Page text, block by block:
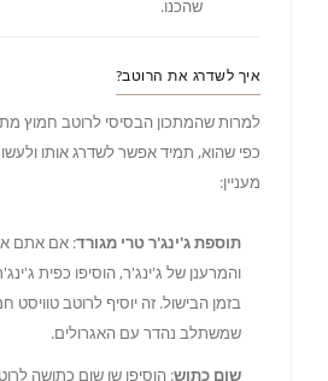
שהכנו.
איך לשדרג את הרוטב?
למרות שהמתכון הבסיסי לרוטב חמוץ
כפי שהוא, תמיד אפשר לשדרג אותו
מעניין:
תוספת ג'ינג'ר טרי מגורד: אם אתם
והמרענן של ג'ינג'ר, הוסיפו כפית
בזמן הבישול. זה יוסיף לרוטב
שמשתלב נהדר עם האגרולים.
שום כתוש: הוסיפו שן שום כתושה